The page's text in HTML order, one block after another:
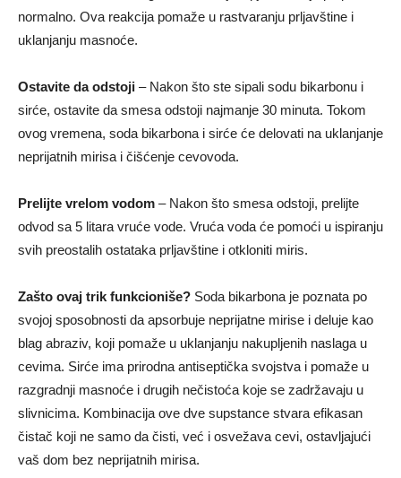
normalno. Ova reakcija pomaže u rastvaranju prljavštine i
uklanjanju masnoće.
Ostavite da odstoji – Nakon što ste sipali sodu bikarbonu i
sirće, ostavite da smesa odstoji najmanje 30 minuta. Tokom
ovog vremena, soda bikarbona i sirće će delovati na uklanjanje
neprijatnih mirisa i čišćenje cevovoda.
Prelijte vrelom vodom – Nakon što smesa odstoji, prelijte
odvod sa 5 litara vruće vode. Vruća voda će pomoći u ispiranju
svih preostalih ostataka prljavštine i otkloniti miris.
Zašto ovaj trik funkcioniše? Soda bikarbona je poznata po
svojoj sposobnosti da apsorbuje neprijatne mirise i deluje kao
blag abraziv, koji pomaže u uklanjanju nakupljenih naslaga u
cevima. Sirće ima prirodna antiseptička svojstva i pomaže u
razgradnji masnoće i drugih nečistoća koje se zadržavaju u
slivnicima. Kombinacija ove dve supstance stvara efikasan
čistač koji ne samo da čisti, već i osvežava cevi, ostavljajući
vaš dom bez neprijatnih mirisa.